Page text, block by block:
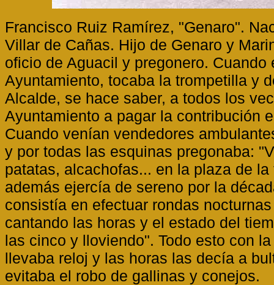
Francisco Ruiz Ramírez, "Genaro".
Villar de Cañas. Hijo de Genaro y
oficio de Aguacil y pregonero.
Ayuntamiento, tocaba la trompetilla y
Alcalde, se hace saber, a todos los
Ayuntamiento a pagar la contribución
Cuando venían vendedores
y por todas las esquinas pregonaba:
patatas, alcachofas... en la plaza de
además ejercía de sereno por la
consistía en efectuar rondas
cantando las horas y el estado del
las cinco y lloviendo". Todo esto con
llevaba reloj y las horas las decía a
evitaba el robo de gallinas y conejos.